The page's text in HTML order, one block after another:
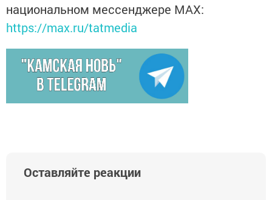
национальном мессенджере MАХ:
https://max.ru/tatmedia
Оставляйте реакции